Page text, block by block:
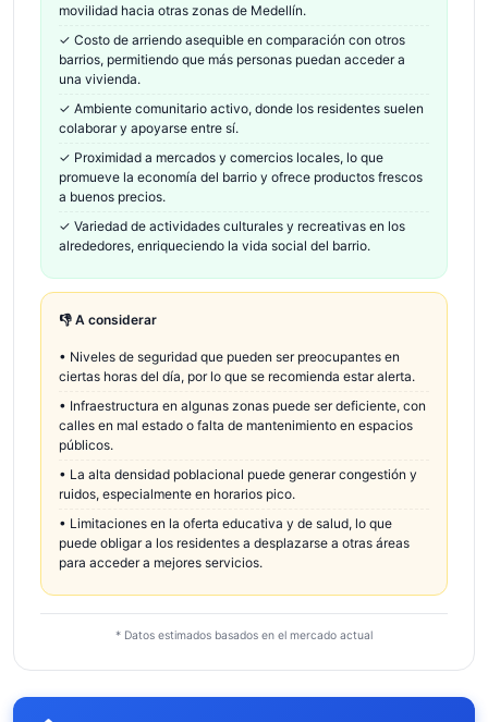
movilidad hacia otras zonas de Medellín.
✓ Costo de arriendo asequible en comparación con otros
barrios, permitiendo que más personas puedan acceder a
una vivienda.
✓ Ambiente comunitario activo, donde los residentes suelen
colaborar y apoyarse entre sí.
✓ Proximidad a mercados y comercios locales, lo que
promueve la economía del barrio y ofrece productos frescos
a buenos precios.
✓ Variedad de actividades culturales y recreativas en los
alrededores, enriqueciendo la vida social del barrio.
👎 A considerar
• Niveles de seguridad que pueden ser preocupantes en
ciertas horas del día, por lo que se recomienda estar alerta.
• Infraestructura en algunas zonas puede ser deficiente, con
calles en mal estado o falta de mantenimiento en espacios
públicos.
• La alta densidad poblacional puede generar congestión y
ruidos, especialmente en horarios pico.
• Limitaciones en la oferta educativa y de salud, lo que
puede obligar a los residentes a desplazarse a otras áreas
para acceder a mejores servicios.
* Datos estimados basados en el mercado actual